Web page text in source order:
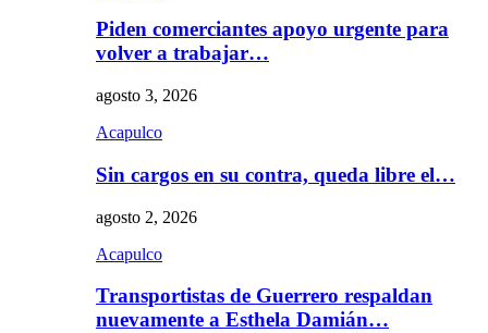
Piden comerciantes apoyo urgente para
volver a trabajar…
agosto 3, 2026
Acapulco
Sin cargos en su contra, queda libre el…
agosto 2, 2026
Acapulco
Transportistas de Guerrero respaldan
nuevamente a Esthela Damián…